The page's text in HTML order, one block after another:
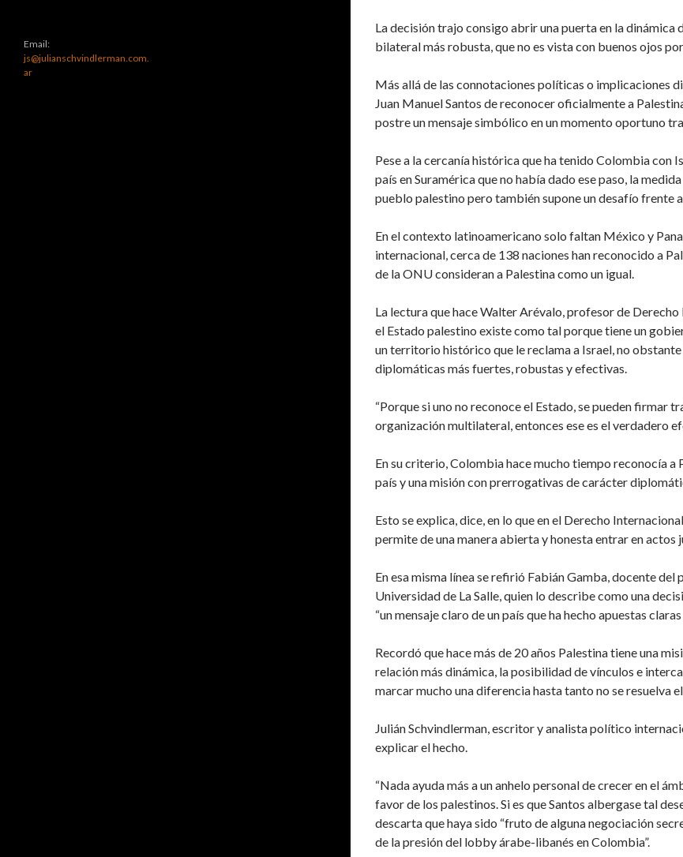
La decisión trajo consigo abrir una puerta en la dinámica
bilateral más robusta, que no es vista con buenos ojos
Más allá de las connotaciones políticas o implicaciones
Juan Manuel Santos de reconocer oficialmente a
postre un mensaje simbólico en un momento oportuno
Pese a la cercanía histórica que ha tenido Colombia con
país en Suramérica que no había dado ese paso, la
pueblo palestino pero también supone un desafío frente
En el contexto latinoamericano solo faltan México y
internacional, cerca de 138 naciones han reconocido a
de la ONU consideran a Palestina como un igual.
La lectura que hace Walter Arévalo, profesor de
el Estado palestino existe como tal porque tiene un
un territorio histórico que le reclama a Israel, no
diplomáticas más fuertes, robustas y efectivas.
“Porque si uno no reconoce el Estado, se pueden firmar
organización multilateral, entonces ese es el verdadero
En su criterio, Colombia hace mucho tiempo reconocía
país y una misión con prerrogativas de carácter
Esto se explica, dice, en lo que en el Derecho
permite de una manera abierta y honesta entrar en actos
En esa misma línea se refirió Fabián Gamba, docente
Universidad de La Salle, quien lo describe como una
“un mensaje claro de un país que ha hecho apuestas
Recordó que hace más de 20 años Palestina tiene una
relación más dinámica, la posibilidad de vínculos e
marcar mucho una diferencia hasta tanto no se resuelva
Julián Schvindlerman, escritor y analista político
explicar el hecho.
“Nada ayuda más a un anhelo personal de crecer en el
favor de los palestinos. Si es que Santos albergase tal
descarta que haya sido “fruto de alguna negociación
de la presión del lobby árabe-libanés en Colombia”.
Email:
js@julianschvindlerman.com.
ar